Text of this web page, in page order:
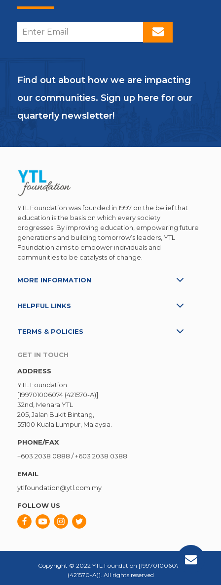
Find out about how we are impacting
our communities. Sign up here for our
quarterly newsletter!
YTL Foundation was founded in 1997 on the belief that
education is the basis on which every society
progresses. By improving education, empowering future
generations and building tomorrow’s leaders, YTL
Foundation aims to empower individuals and
communities to be catalysts of change.
MORE INFORMATION
HELPFUL LINKS
TERMS & POLICIES
GET IN TOUCH
ADDRESS
YTL Foundation
[199701006074 (421570-A)]
32nd, Menara YTL
205, Jalan Bukit Bintang,
55100 Kuala Lumpur, Malaysia.
PHONE/FAX
+603 2038 0888 /+603 2038 0388
EMAIL
ytlfoundation@ytl.com.my
FOLLOW US
Copyright © 2022 YTL Foundation [199701006074
(421570-A)]. All rights reserved